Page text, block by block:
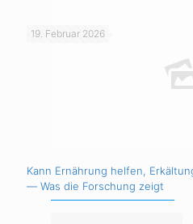
19. Februar 2026
Kann Ernährung helfen,
— Was die Forschung zeigt